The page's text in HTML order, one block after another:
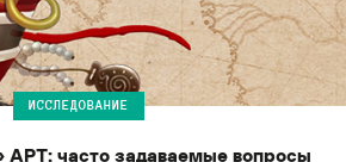
ИССЛЕДОВАНИЕ
часто задаваемые вопросы